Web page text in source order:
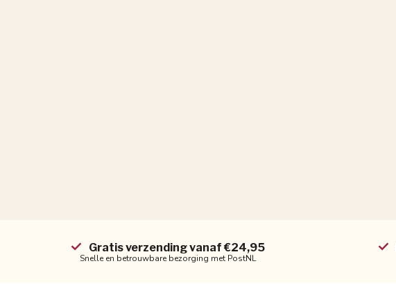
Gratis verzending vanaf €24,95
Snelle en betrouwbare bezorging met PostNL